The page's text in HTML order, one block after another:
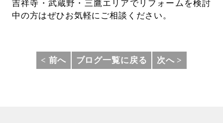
吉祥寺・武蔵野・三鷹エリアでリフォームを検討
中の方はぜひお気軽にご相談ください。
< 前へ ブログ一覧に戻る 次へ >